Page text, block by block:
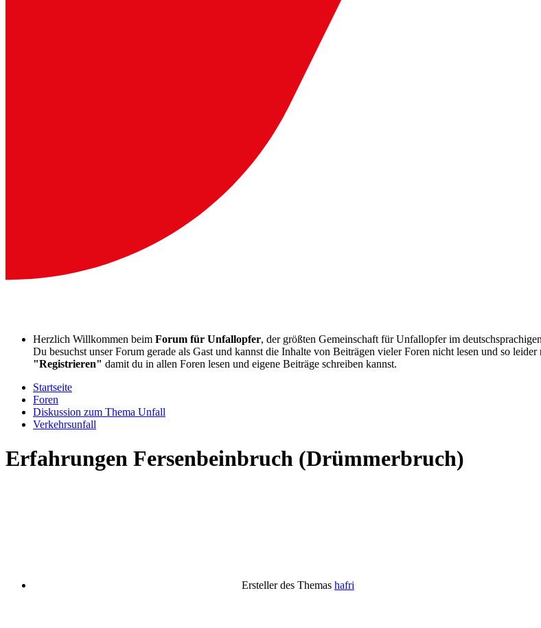
Herzlich Willkommen beim Forum für Unfallopfer, der größten Gemeinschaft für Unfallopfer im
Du besuchst unser Forum gerade als Gast und kannst die Inhalte von Beiträgen vieler Foren nicht lesen und so
"Registrieren" damit du in allen Foren lesen und eigene Beiträge schreiben kannst.
Startseite
Foren
Diskussion zum Thema Unfall
Verkehrsunfall
Erfahrungen Fersenbeinbruch (Drümmerbruch)
Ersteller des Themas hafri